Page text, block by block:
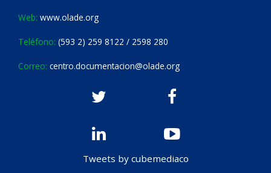
Web: www.olade.org
Teléfono: (593 2) 259 8122 / 2598 280
Correo: centro.documentacion@olade.org
Tweets by cubemediaco